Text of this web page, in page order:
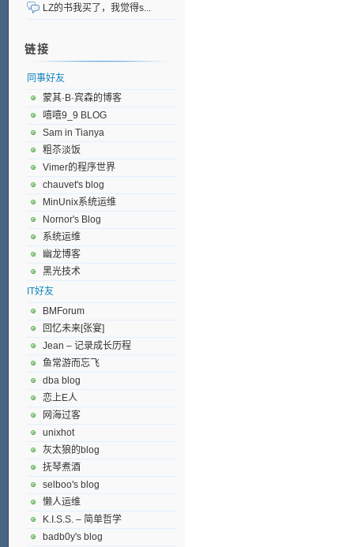
LZ的书我买了，我觉得s...
链接
同事好友
蒙其·B·宾森的博客
嘻嘻9_9 BLOG
Sam in Tianya
粗苶淡饭
Vimer的程序世界
chauvet's blog
MinUnix系统运维
Nornor's Blog
系统运维
幽龙博客
黑光技术
IT好友
BMForum
回忆未来[张宴]
Jean – 记录成长历程
鱼常游而忘飞
dba blog
恋上E人
网海过客
unixhot
灰太狼的blog
抚琴煮酒
selboo's blog
懒人运维
K.I.S.S. – 简单哲学
badb0y's blog